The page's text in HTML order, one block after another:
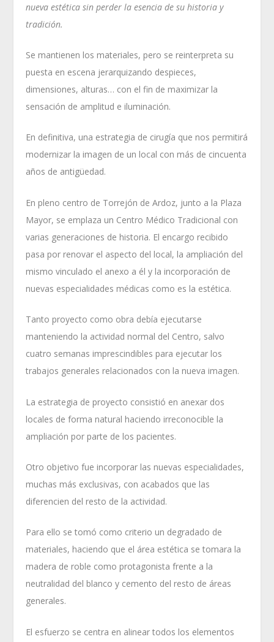
nueva estética sin perder la esencia de su historia y
tradición.
Se mantienen los materiales, pero se reinterpreta su
puesta en escena jerarquizando despieces,
dimensiones, alturas… con el fin de maximizar la
sensación de amplitud e iluminación.
En definitiva, una estrategia de cirugía que nos permitirá
modernizar la imagen de un local con más de cincuenta
años de antigüedad.
En pleno centro de Torrejón de Ardoz, junto a la Plaza
Mayor, se emplaza un Centro Médico Tradicional con
varias generaciones de historia. El encargo recibido
pasa por renovar el aspecto del local, la ampliación del
mismo vinculado el anexo a él y la incorporación de
nuevas especialidades médicas como es la estética.
Tanto proyecto como obra debía ejecutarse
manteniendo la actividad normal del Centro, salvo
cuatro semanas imprescindibles para ejecutar los
trabajos generales relacionados con la nueva imagen.
La estrategia de proyecto consistió en anexar dos
locales de forma natural haciendo irreconocible la
ampliación por parte de los pacientes.
Otro objetivo fue incorporar las nuevas especialidades,
muchas más exclusivas, con acabados que las
diferencien del resto de la actividad.
Para ello se tomó como criterio un degradado de
materiales, haciendo que el área estética se tomara la
madera de roble como protagonista frente a la
neutralidad del blanco y cemento del resto de áreas
generales.
El esfuerzo se centra en alinear todos los elementos